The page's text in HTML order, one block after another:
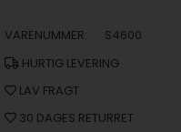
VARENUMMER:
S4600
HURTIG LEVERING
LAV FRAGT
30 DAGES RETURRET